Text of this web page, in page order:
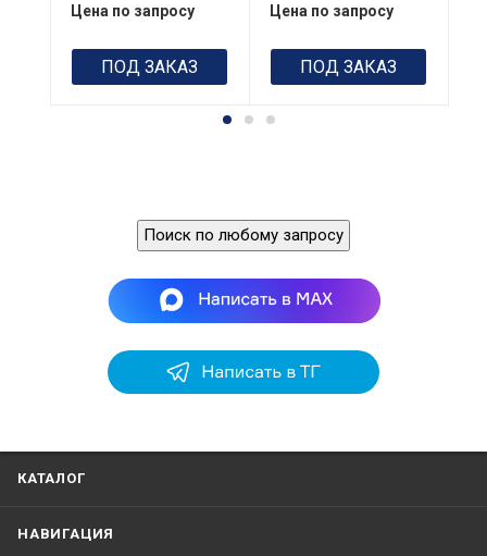
Цена по запросу
ПОД ЗАКАЗ
Цена по запросу
ПОД ЗАКАЗ
Поиск по любому запросу
КАТАЛОГ
НАВИГАЦИЯ